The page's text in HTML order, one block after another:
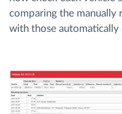
Llogaritësi i Kursimeve
comparing the
with those